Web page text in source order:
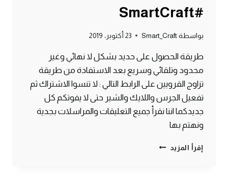
#SmartCraft
بواسطة Smart_Craft 23 أكتوبر، 2019
طريقة الحصول على حديد بشكل لا نهائي وغير
محدود وتلقائي وسريع بعد الاستفادة من طريقة
تزاوج القرويين على الرابط التالي : لا تنسوا الاشتراك ثم
تفعيل الجرس واللايك والشير حتى لا يفوتكم كل
جديدكما اننا نقرأ جميع التعليقات والمراسلات بجدية
ونهتم بها
إقرأ المزيد مصنع